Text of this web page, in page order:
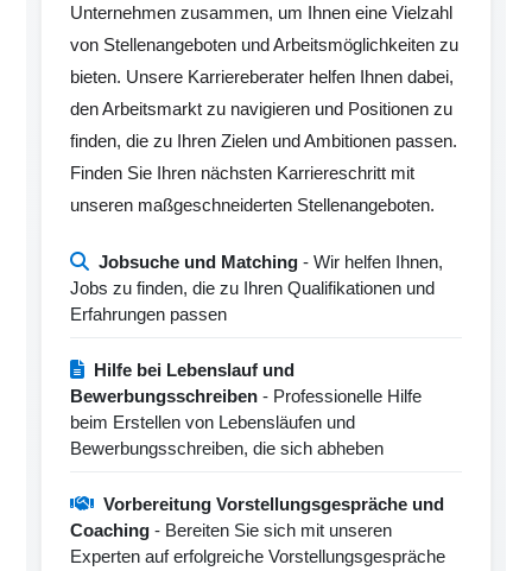
Unternehmen zusammen, um Ihnen eine Vielzahl
von Stellenangeboten und Arbeitsmöglichkeiten zu
bieten. Unsere Karriereberater helfen Ihnen dabei,
den Arbeitsmarkt zu navigieren und Positionen zu
finden, die zu Ihren Zielen und Ambitionen passen.
Finden Sie Ihren nächsten Karriereschritt mit
unseren maßgeschneiderten Stellenangeboten.
Jobsuche und Matching - Wir helfen Ihnen,
Jobs zu finden, die zu Ihren Qualifikationen und
Erfahrungen passen
Hilfe bei Lebenslauf und
Bewerbungsschreiben - Professionelle Hilfe
beim Erstellen von Lebensläufen und
Bewerbungsschreiben, die sich abheben
Vorbereitung Vorstellungsgespräche und
Coaching - Bereiten Sie sich mit unseren
Experten auf erfolgreiche Vorstellungsgespräche